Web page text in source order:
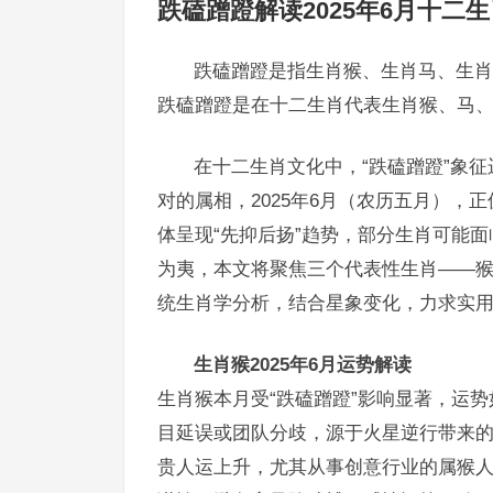
跌磕蹭蹬解读2025年6月十二
跌磕蹭蹬是指生肖猴、生肖马、生
跌磕蹭蹬是在十二生肖代表生肖猴、马
在十二生肖文化中，“跌磕蹭蹬”象
对的属相，2025年6月（农历五月），
体呈现“先抑后扬”趋势，部分生肖可能
为夷，本文将聚焦三个代表性生肖——
统生肖学分析，结合星象变化，力求实
生肖猴2025年6月运势解读
生肖猴本月受“跌磕蹭蹬”影响显著，运
目延误或团队分歧，源于火星逆行带来
贵人运上升，尤其从事创意行业的属猴